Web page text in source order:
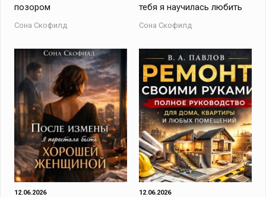
позором
Сона Скофилд
тебя я научилась любить
Сона Скофилд
12.06.2026 12.06.2026